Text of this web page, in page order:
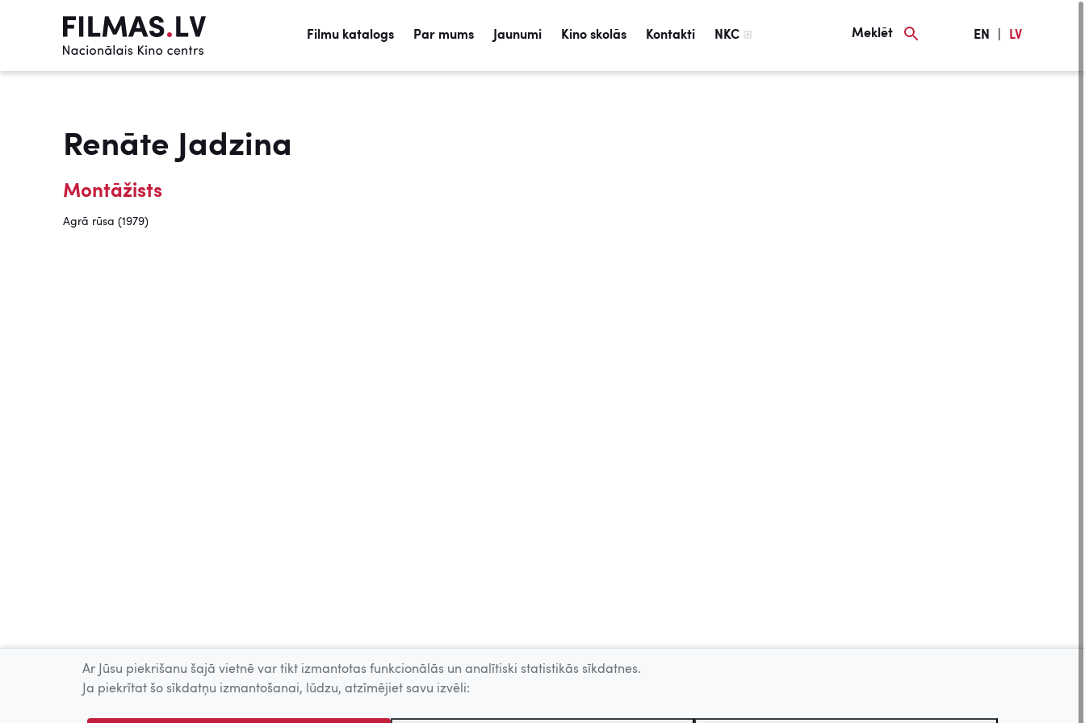
Filmu katalogs Par mums Jaunumi Kino skolās Kontakti NKC Meklēt EN LV
Renāte Jadzina
Montāžists
Agrā rūsa (1979)
Ar Jūsu piekrišanu šajā vietnē var tikt izmantotas funkcionālās un analītiski statistikās sīkdatnes.
Ja piekrītat šo sīkdatņu izmantošanai, lūdzu, atzīmējiet savu izvēli: